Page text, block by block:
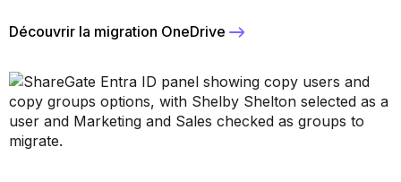
Découvrir la migration OneDrive